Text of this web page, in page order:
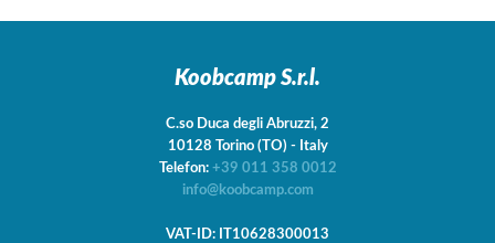
Koobcamp S.r.l.
C.so Duca degli Abruzzi, 2
10128 Torino (TO) - Italy
Telefon: +39 011 358 0012
info@koobcamp.com
VAT-ID: IT10628300013